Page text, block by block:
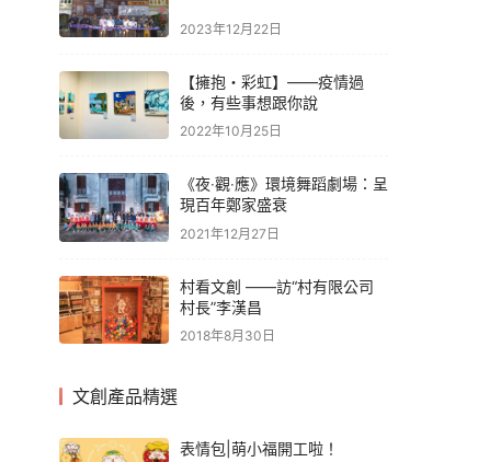
2023年12月22日
【擁抱・彩虹】——疫情過
後，有些事想跟你說
2022年10月25日
《夜‧觀‧應》環境舞蹈劇場：呈
現百年鄭家盛衰
2021年12月27日
村看文創 ——訪“村有限公司
村長”李漢昌
2018年8月30日
文創產品精選
表情包|萌小福開工啦！